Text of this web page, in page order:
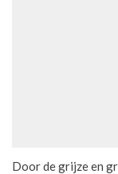
Door de grijze en